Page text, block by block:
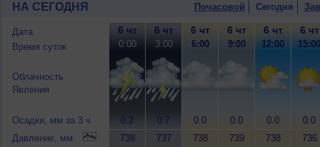
НА СЕГОДНЯ Почасовой Сегодня
Дата
Время суток
Облачность
Явления
Осадки, мм за 3 ч
Давление, мм
6 чт
0:00
0.2
738
6 чт
3:00
0.7
737
6 чт
6:00
0.0
738
6 чт
9:00
0.0
739
6 чт
12:00
0.0
738
6 чт
15:00
0.0
736